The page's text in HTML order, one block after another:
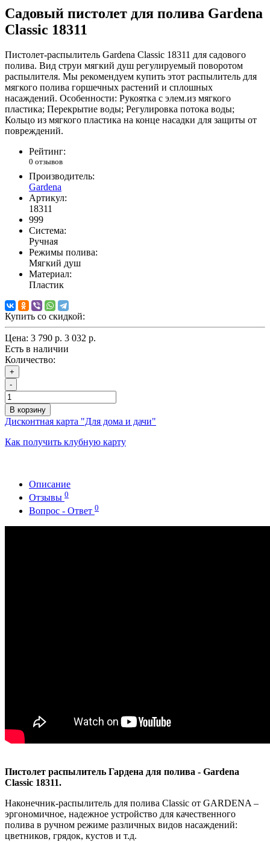
Садовый пистолет для полива Gardena
Classic 18311
Пистолет-распылитель Gardena Classic 18311 для садового
полива. Вид струи мягкий душ регулируемый поворотом
распылителя. Мы рекомендуем купить этот распылитель для
мягкого полива горшечных растений и сплошных
насаждений. Особенности: Рукоятка с элем.из мягкого
пластика; Перекрытие воды; Регулировка потока воды;
Кольцо из мягкого пластика на конце насадки для защиты от
повреждений.
Рейтинг:
0 отзывов
Производитель:
Gardena
Артикул:
18311
999
Система:
Ручная
Режимы полива:
Мягкий душ
Материал:
Пластик
Купить со скидкой:
Цена: 3 790 р. 3 032 р.
Есть в наличии
Количество:
+
-
В корзину
Дисконтная карта "Для дома и дачи"
Как получить клубную карту
Описание
Отзывы 0
Вопрос - Ответ 0
Пистолет распылитель Гардена для полива - Gardena
Classic 18311.
Наконечник-распылитель для полива Classic от GARDENA –
эргономичное, надежное устройство для качественного
полива в ручном режиме различных видов насаждений:
цветников, грядок, кустов и т.д.